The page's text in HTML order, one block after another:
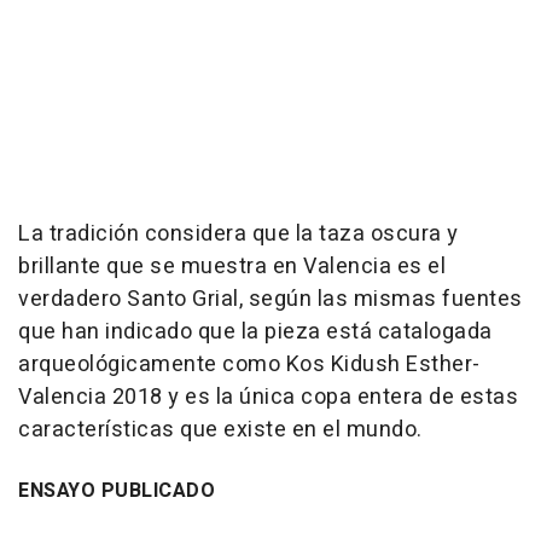
La tradición considera que la taza oscura y
brillante que se muestra en Valencia es el
verdadero Santo Grial, según las mismas fuentes
que han indicado que la pieza está catalogada
arqueológicamente como Kos Kidush Esther-
Valencia 2018 y es la única copa entera de estas
características que existe en el mundo.
ENSAYO PUBLICADO